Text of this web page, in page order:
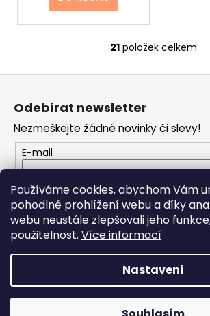
Používáme cookies, abychom Vám
pohodlné prohlížení webu a díky
webu neustále zlepšovali jeho
použitelnost. Více informací
Nastavení
O
v
a
c
í
p
r
v
k
y
v
ý
p
i
s
21položek celkem
í
Odebírat newsletter
Nezmeškejte žádné novinky či slevy!
E-mail
Vložením e-mailu souhlasíte s
ochrany osobních údajů
PŘIHLÁSIT SE